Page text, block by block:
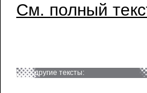
См. полный
другие тексты: